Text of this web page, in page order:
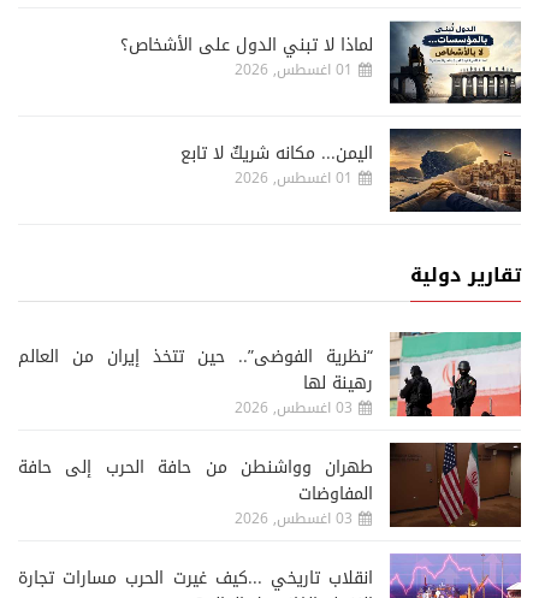
لماذا لا تبني الدول على الأشخاص؟
01 اغسطس, 2026
اليمن... مكانه شريكٌ لا تابع
01 اغسطس, 2026
تقارير دولية
“نظرية الفوضى”.. حين تتخذ إيران من العالم
رهينة لها
03 اغسطس, 2026
طهران وواشنطن من حافة الحرب إلى حافة
المفاوضات
03 اغسطس, 2026
انقلاب تاريخي ...كيف غيرت الحرب مسارات تجارة